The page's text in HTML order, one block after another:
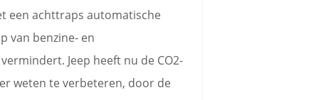
een achttraps automatische
van benzine- en
Jeep heeft nu de CO2-
weten te verbeteren, door de